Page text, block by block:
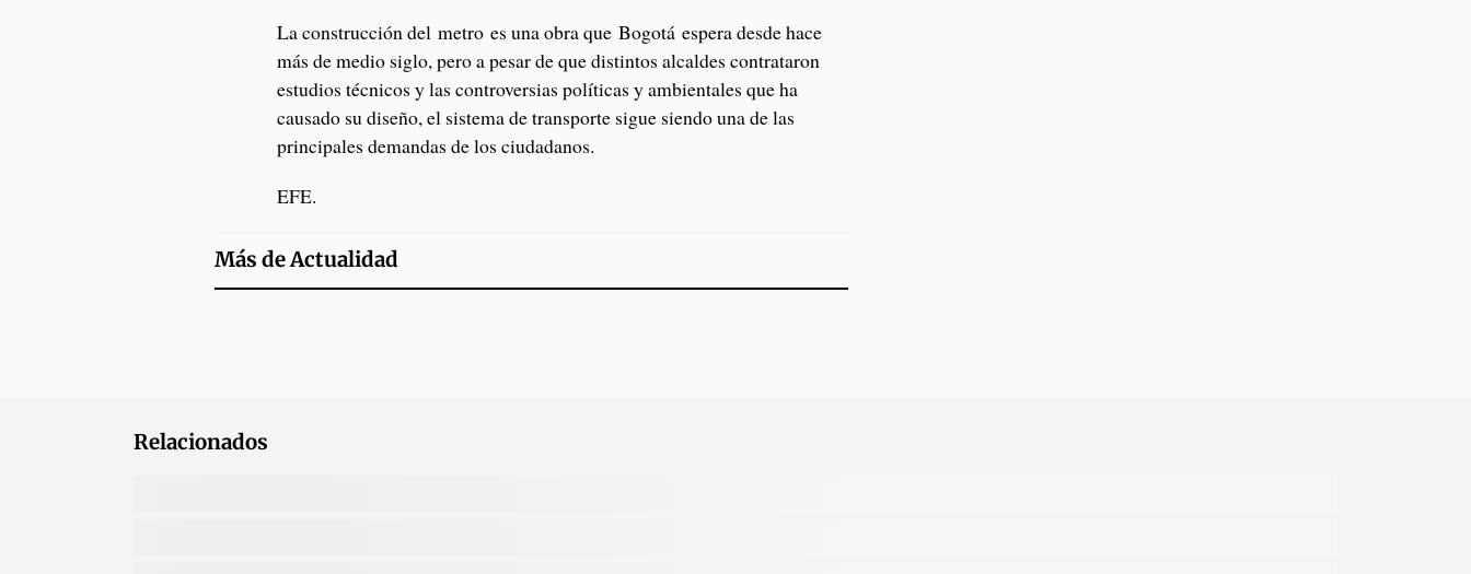
La construcción del metro es una obra que Bogotá espera desde hace
más de medio siglo, pero a pesar de que distintos alcaldes contrataron
estudios técnicos y las controversias políticas y ambientales que ha
causado su diseño, el sistema de transporte sigue siendo una de las
principales demandas de los ciudadanos.
EFE.
Más deActualidad
Relacionados